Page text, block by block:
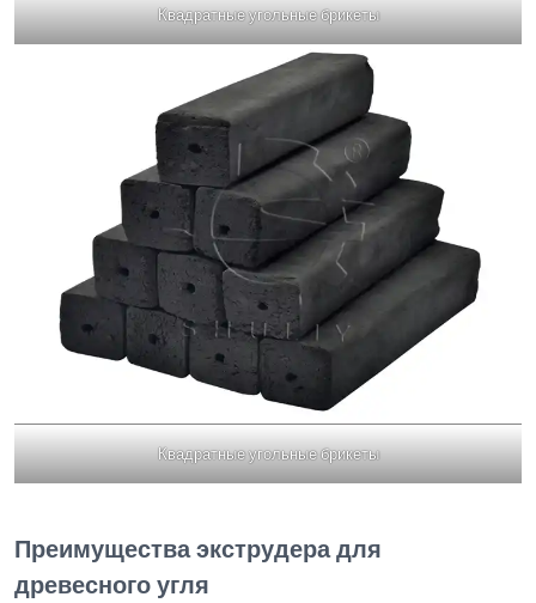
Квадратные угольные брикеты
Квадратные угольные брикеты
Преимущества экструдера для
древесного угля